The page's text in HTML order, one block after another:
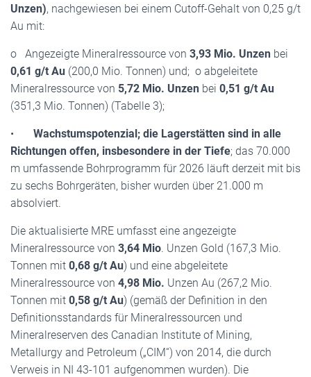
Unzen), nachgewiesen bei einem Cutoff-Gehalt von 0,25 g/t
Au mit:
o Angezeigte Mineralressource von 3,93 Mio. Unzen bei
0,61 g/t Au (200,0 Mio. Tonnen) und; o abgeleitete
Mineralressource von 5,72 Mio. Unzen bei 0,51 g/t Au
(351,3 Mio. Tonnen) (Tabelle 3);
• Wachstumspotenzial; die Lagerstätten sind in alle
Richtungen offen, insbesondere in der Tiefe; das 70.000
m umfassende Bohrprogramm für 2026 läuft derzeit mit bis
zu sechs Bohrgeräten, bisher wurden über 21.000 m
absolviert.
Die aktualisierte MRE umfasst eine angezeigte
Mineralressource von 3,64 Mio. Unzen Gold (167,3 Mio.
Tonnen mit 0,68 g/t Au) und eine abgeleitete
Mineralressource von 4,98 Mio. Unzen Au (267,2 Mio.
Tonnen mit 0,58 g/t Au) (gemäß der Definition in den
Definitionsstandards für Mineralressourcen und
Mineralreserven des Canadian Institute of Mining,
Metallurgy and Petroleum („CIM“) von 2014, die durch
Verweis in NI 43-101 aufgenommen wurden). Die